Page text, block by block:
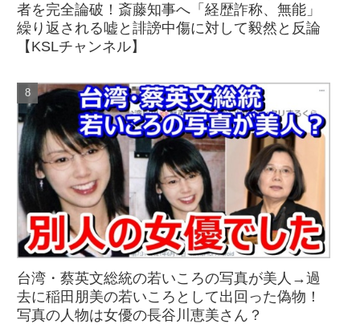
者を完全論破！斎藤知事へ「経歴詐称、無能」
繰り返される嘘と誹謗中傷に対して毅然と反論
【KSLチャンネル】
台湾・蔡英文総統の若いころの写真が美人→過
去に稲田朋美の若いころとして出回った偽物！
写真の人物は女優の長谷川恵美さん？